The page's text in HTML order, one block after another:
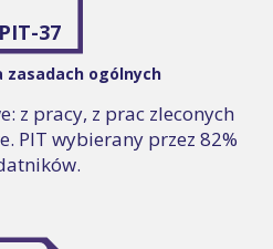
PIT-37
zasadach ogólnych
z pracy, z prac zleconych
PIT wybierany przez 82%